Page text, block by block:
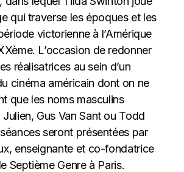
qui traverse les époques et les
victorienne à l’Amérique
L’occasion de redonner
réalisatrices au sein d’un
cinéma américain dont on ne
que les noms masculins
Gus Van Sant ou Todd
seront présentées par
enseignante et co-fondatrice
Septième Genre à Paris.